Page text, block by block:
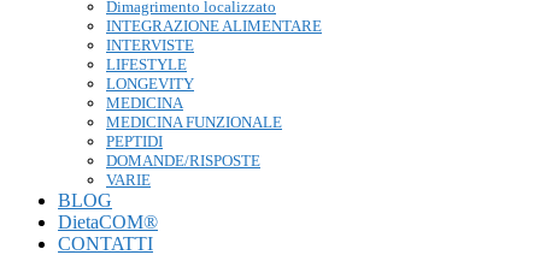
Dimagrimento localizzato
INTEGRAZIONE ALIMENTARE
INTERVISTE
LIFESTYLE
LONGEVITY
MEDICINA
MEDICINA FUNZIONALE
PEPTIDI
DOMANDE/RISPOSTE
VARIE
BLOG
DietaCOM®
CONTATTI